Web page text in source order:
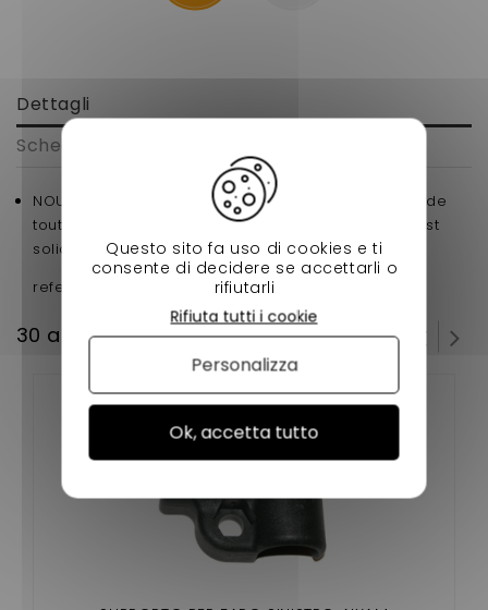
Dettagli
Scheda tecnica
NOUVEAU ce Panneau de porte conducteur Aixam de
toute la gamme sensation , ce produit est fiable est
solide a petit prix !!!!
reference d'origine: 720BF039
30 altri prodotti della stessa categoria:
Questo sito fa uso di cookies e ti
consente di decidere se accettarli o
rifiutarli
Ok, accetta tutto
Rifiuta tutti i cookie
Personalizza